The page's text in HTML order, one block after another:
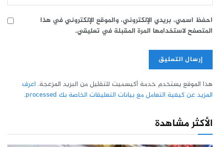
احفظ اسمي، بريدي الإلكتروني، والموقع الإلكتروني في هذا
المتصفح لاستخدامها المرة المقبلة في تعليقي.
هذا الموقع يستخدم خدمة أكيسميت للتقليل من البريد المزعجة. اعرف
المزيد عن كيفية التعامل مع بيانات التعليقات الخاصة بك processed
.
الأكثر مشاهدة